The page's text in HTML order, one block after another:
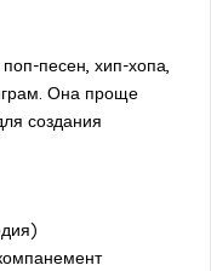
песен, хип-хопа,
Она проще
создания